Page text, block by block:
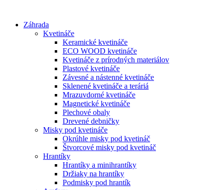
obsah
Záhrada
Kvetináče
Keramické kvetináče
ECO WOOD kvetináče
Kvetináče z prírodných materiálov
Plastové kvetináče
Závesné a nástenné kvetináče
Sklenené kvetináče a teráriá
Mrazuvdorné kvetináče
Magnetické kvetináče
Plechové obaly
Drevené debničky
Misky pod kvetináče
Okrúhle misky pod kvetináč
Štvorcové misky pod kvetináč
Hrantíky
Hrantíky a minihrantíky
Držiaky na hrantíky
Podmisky pod hrantík